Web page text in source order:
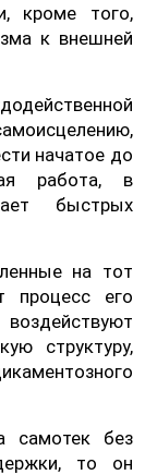
кроме того,
к внешней
начатое до
работа, в
быстрых
на тот
процесс его
структуру,
самотек без
то он